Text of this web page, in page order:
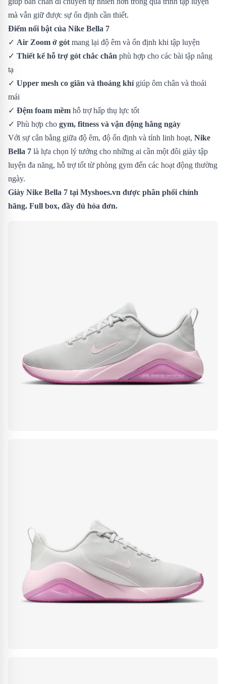
mà vẫn giữ được sự ổn định cần thiết.
Điểm nổi bật của Nike Bella 7
✓ Air Zoom ở gót mang lại độ êm và ổn định khi tập luyện
✓ Thiết kế hỗ trợ gót chắc chắn phù hợp cho các bài tập nâng
tạ
✓ Upper mesh co giãn và thoáng khígiúp ôm chân và thoải
mái
✓ Đệm foam mềm hỗ trợ hấp thụ lực tốt
✓ Phù hợp cho gym, fitness và vận động hằng ngày
Với sự cân bằng giữa độ êm, độ ổn định và tính linh hoạt, Nike
Bella 7 là lựa chọn lý tưởng cho những ai cần một đôi giày tập
luyện đa năng, hỗ trợ tốt từ phòng gym đến các hoạt động thường
ngày.
Giày Nike Bella 7 tại Myshoes.vn được phân phối chính
hãng. Full box, đầy đủ hóa đơn.